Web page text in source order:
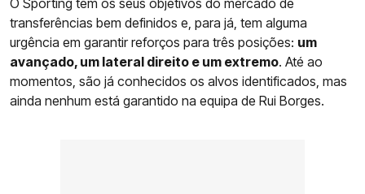
O Sporting tem os seus objetivos do mercado de
transferências bem definidos e, para já, tem alguma
urgência em garantir reforços para três posições: um
avançado, um lateral direito e um extremo. Até ao
momentos, são já conhecidos os alvos identificados, mas
ainda nenhum está garantido na equipa de Rui Borges.